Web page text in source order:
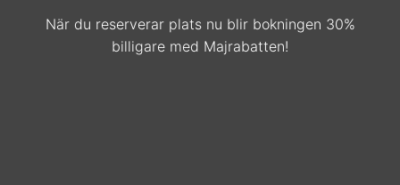
När du reserverar plats nu blir bokningen 30%
billigare med Majrabatten!